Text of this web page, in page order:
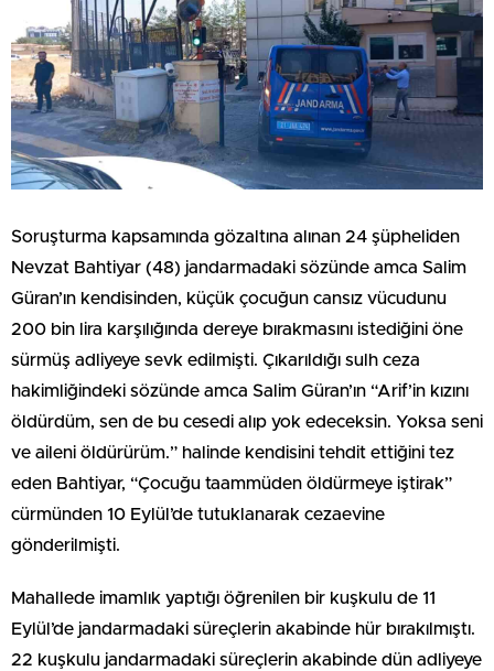
Soruşturma kapsamında gözaltına alınan 24 şüpheliden
Nevzat Bahtiyar (48) jandarmadaki sözünde amca Salim
Güran’ın kendisinden, küçük çocuğun cansız vücudunu
200 bin lira karşılığında dereye bırakmasını istediğini öne
sürmüş adliyeye sevk edilmişti. Çıkarıldığı sulh ceza
hakimliğindeki sözünde amca Salim Güran’ın “Arif’in kızını
öldürdüm, sen de bu cesedi alıp yok edeceksin. Yoksa seni
ve aileni öldürürüm.” halinde kendisini tehdit ettiğini tez
eden Bahtiyar, “Çocuğu taammüden öldürmeye iştirak”
cürmünden 10 Eylül’de tutuklanarak cezaevine
gönderilmişti.
Mahallede imamlık yaptığı öğrenilen bir kuşkulu de 11
Eylül’de jandarmadaki süreçlerin akabinde hür bırakılmıştı.
22 kuşkulu jandarmadaki süreçlerin akabinde dün adliyeye